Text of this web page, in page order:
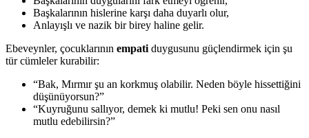
Başkalarının hislerine karşı daha duyarlı olur,
Anlayışlı ve nazik bir birey haline gelir.
Ebeveynler, çocuklarının empatiduygusunu güçlendirmek için şu
tür cümleler kurabilir:
“Bak, Mırmır şu an korkmuş olabilir. Neden böyle hissettiğini
düşünüyorsun?”
“Kuyruğunu sallıyor, demek ki mutlu! Peki sen onu nasıl
mutlu edebilirsin?”